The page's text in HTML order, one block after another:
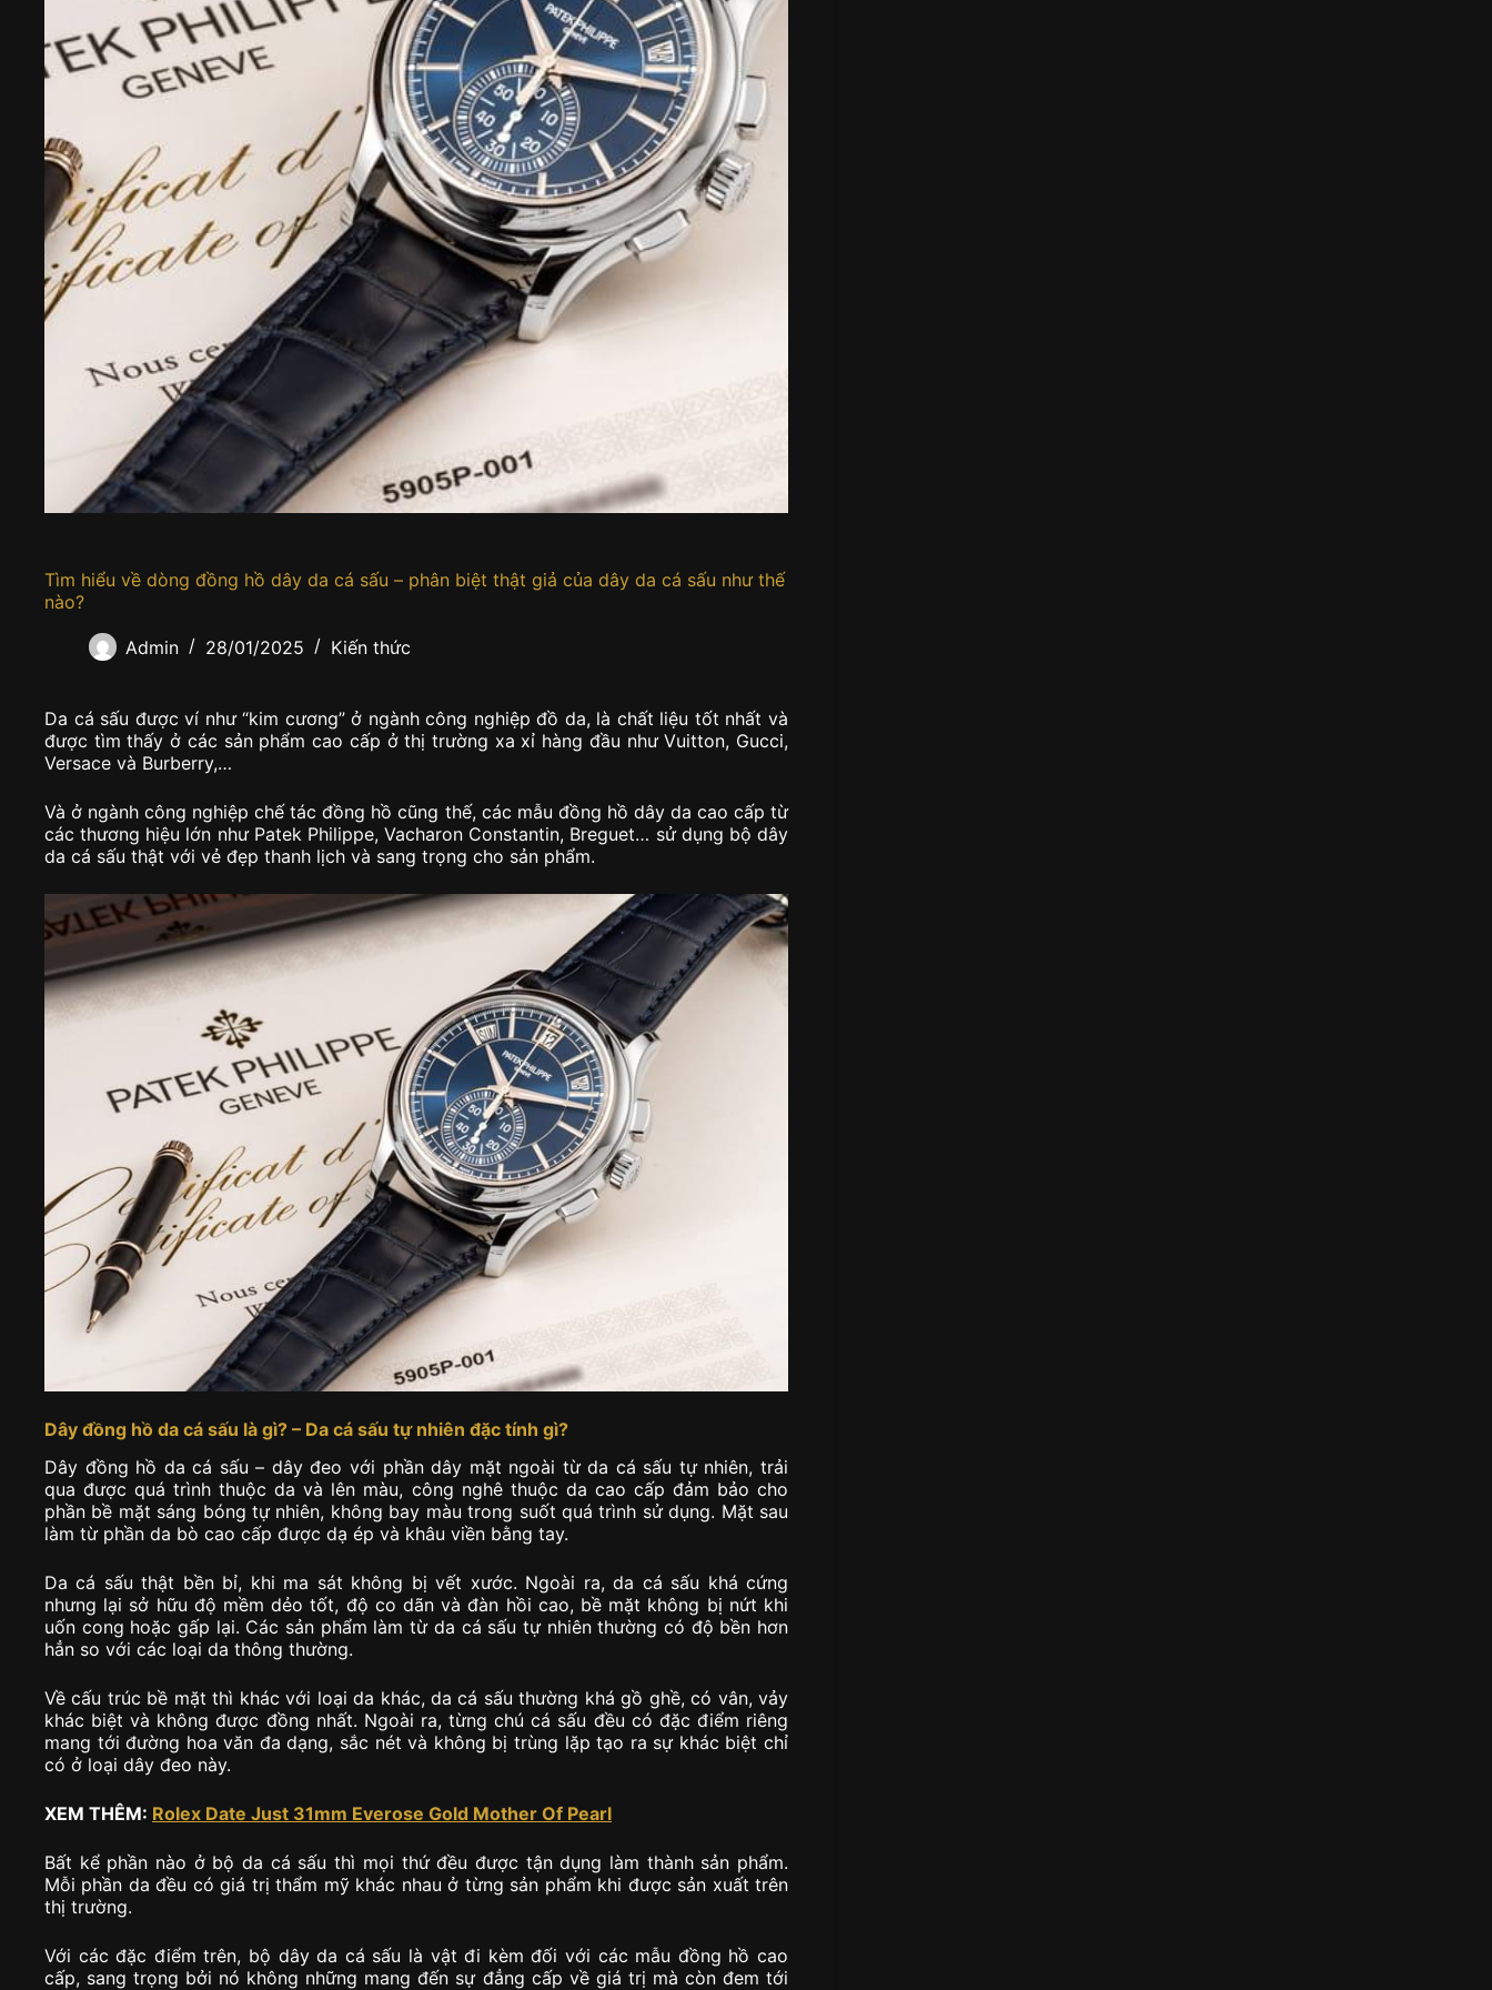
Tìm hiểu về dòng đồng hồ dây da cá sấu – phân biệt thật giả của dây da cá sấu như thế
nào?
Admin 28/01/2025 Kiến thức
Da cá sấu được ví như “kim cương” ở ngành công nghiệp đồ da, là chất liệu tốt nhất và
được tìm thấy ở các sản phẩm cao cấp ở thị trường xa xỉ hàng đầu như Vuitton, Gucci,
Versace và Burberry,…
Và ở ngành công nghiệp chế tác đồng hồ cũng thế, các mẫu đồng hồ dây da cao cấp từ
các thương hiệu lớn như Patek Philippe, Vacharon Constantin, Breguet… sử dụng bộ dây
da cá sấu thật với vẻ đẹp thanh lịch và sang trọng cho sản phẩm.
Dây đồng hồ da cá sấu là gì? – Da cá sấu tự nhiên đặc tính gì?
Dây đồng hồ da cá sấu – dây đeo với phần dây mặt ngoài từ da cá sấu tự nhiên, trải
qua được quá trình thuộc da và lên màu, công nghê thuộc da cao cấp đảm bảo cho
phần bề mặt sáng bóng tự nhiên, không bay màu trong suốt quá trình sử dụng. Mặt sau
làm từ phần da bò cao cấp được dạ ép và khâu viền bằng tay.
Da cá sấu thật bền bỉ, khi ma sát không bị vết xước. Ngoài ra, da cá sấu khá cứng
nhưng lại sở hữu độ mềm dẻo tốt, độ co dãn và đàn hồi cao, bề mặt không bị nứt khi
uốn cong hoặc gấp lại. Các sản phẩm làm từ da cá sấu tự nhiên thường có độ bền hơn
hẳn so với các loại da thông thường.
Về cấu trúc bề mặt thì khác với loại da khác, da cá sấu thường khá gồ ghề, có vân, vảy
khác biệt và không được đồng nhất. Ngoài ra, từng chú cá sấu đều có đặc điểm riêng
mang tới đường hoa văn đa dạng, sắc nét và không bị trùng lặp tạo ra sự khác biệt chỉ
có ở loại dây đeo này.
XEM THÊM: Rolex Date Just 31mm Everose Gold Mother Of Pearl
Bất kể phần nào ở bộ da cá sấu thì mọi thứ đều được tận dụng làm thành sản phẩm.
Mỗi phần da đều có giá trị thẩm mỹ khác nhau ở từng sản phẩm khi được sản xuất trên
thị trường.
Với các đặc điểm trên, bộ dây da cá sấu là vật đi kèm đối với các mẫu đồng hồ cao
cấp, sang trọng bởi nó không những mang đến sự đẳng cấp về giá trị mà còn đem tới